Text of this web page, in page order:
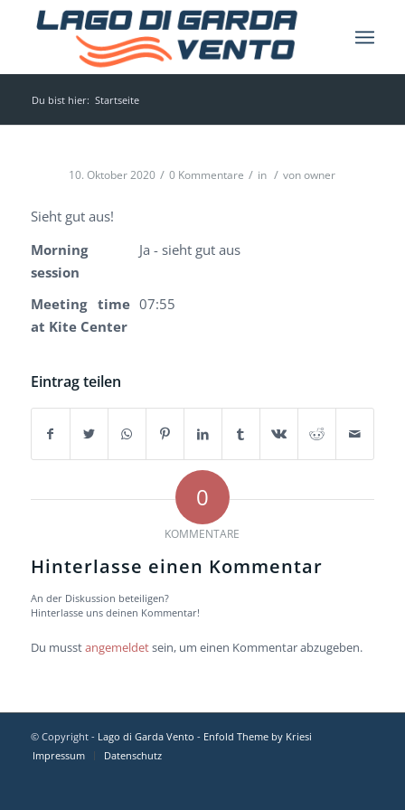
Du bist hier: Startseite
10. Oktober 2020 / 0 Kommentare / in / vonowner
Sieht gut aus!
Morning
session
Ja - sieht gut aus
Meeting time
at Kite Center
07:55
Eintrag teilen
0
KOMMENTARE
Hinterlasse einen Kommentar
An der Diskussion beteiligen?
Hinterlasse uns deinen Kommentar!
Du musstangemeldetsein, um einen Kommentar abzugeben.
© Copyright - Lago di Garda Vento - Enfold Theme by Kriesi
Impressum
Datenschutz